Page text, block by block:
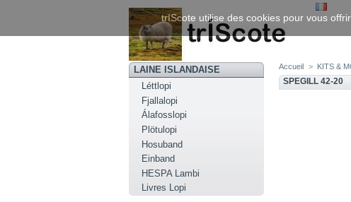
LAINE ISLANDAISE
Léttlopi
Fjallalopi
Álafosslopi
Plötulopi
Hosuband
Einband
HESPA Lambi
Livres Lopi
Accueil > KITS &
SPEGILL 42-20
trIScote utilise des cookies pour vous